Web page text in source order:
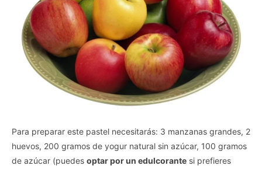
Para preparar este pastel necesitarás: 3 manzanas grandes, 2
huevos, 200 gramos de yogur natural sin azúcar, 100 gramos
de azúcar (puedes optar por un edulcorante si prefieres